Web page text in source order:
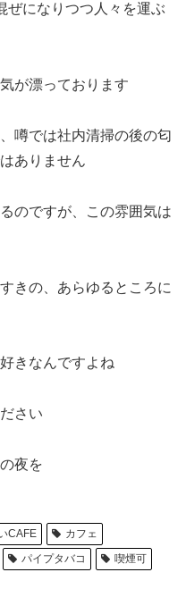
ぜになりつつ人々を運ぶ
が漂っております
噂では社内清掃の後の匂
ありません
のですが、この雰囲気は
きの、あらゆるところに
きなんですよね
さい
夜を
CAFE
カフェ
パイプタバコ
喫煙可